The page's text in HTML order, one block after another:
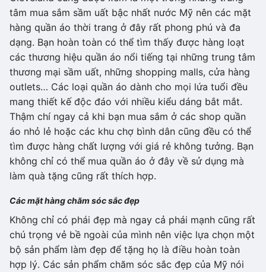
tâm mua sắm sầm uất bậc nhất nước Mỹ nên các mặt
hàng quần áo thời trang ở đây rất phong phú và đa
dạng. Bạn hoàn toàn có thể tìm thấy được hàng loạt
các thương hiệu quần áo nổi tiếng tại những trung tâm
thương mại sầm uất, những shopping malls, cửa hàng
outlets… Các loại quần áo dành cho mọi lứa tuổi đều
mang thiết kế độc đáo với nhiều kiểu dáng bắt mắt.
Thậm chí ngay cả khi bạn mua sắm ở các shop quần
áo nhỏ lẻ hoặc các khu chợ bình dân cũng đều có thể
tìm được hàng chất lượng với giá rẻ không tưởng. Bạn
không chỉ có thể mua quần áo ở đây về sử dụng mà
làm quà tặng cũng rất thích hợp.
Các mặt hàng chăm sóc sắc đẹp
Không chỉ có phái đẹp mà ngay cả phái mạnh cũng rất
chú trọng vẻ bề ngoài của mình nên việc lựa chọn một
bộ sản phẩm làm đẹp để tặng họ là điều hoàn toàn
hợp lý. Các sản phẩm chăm sóc sắc đẹp của Mỹ nói